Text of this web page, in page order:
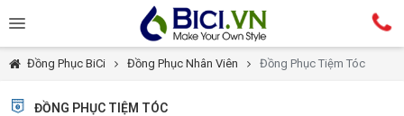
Đồng Phục BiCi Đồng Phục Nhân Viên Đồng Phục Tiệm Tóc
ĐỒNG PHỤC TIỆM TÓC